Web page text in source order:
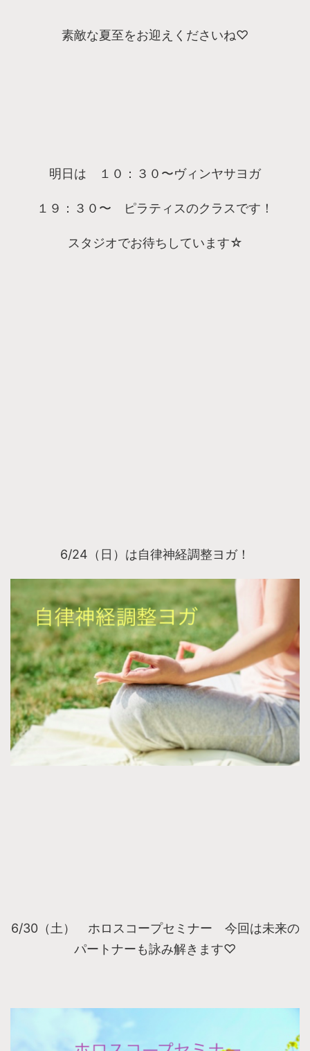
素敵な夏至をお迎えくださいね♡
明日は １０：３０〜ヴィンヤサヨガ
１９：３０〜 ピラティスのクラスです！
スタジオでお待ちしています☆
6/24（日）は自律神経調整ヨガ！
6/30（土） ホロスコープセミナー 今回は未来の
パートナーも詠み解きます♡